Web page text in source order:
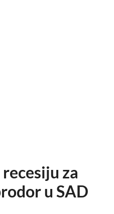
za
u SAD